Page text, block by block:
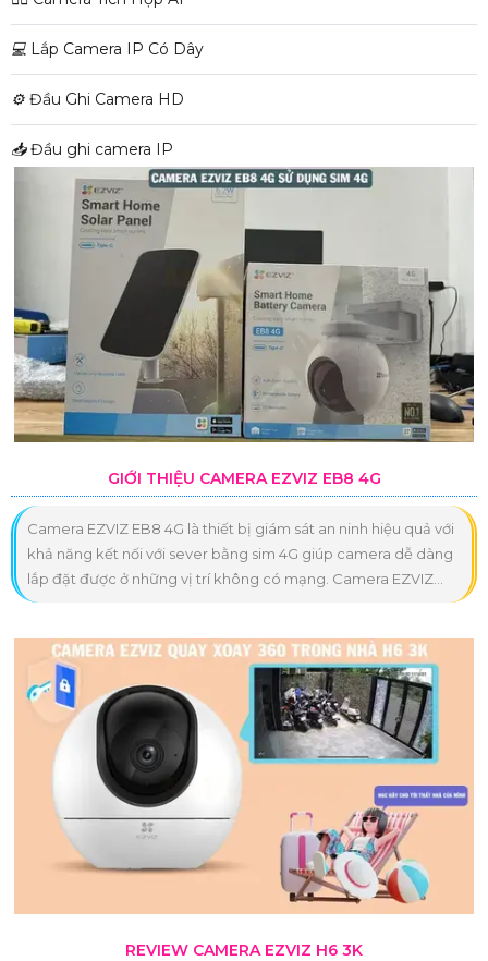
💻 Lắp Camera IP Có Dây
⚙️ Đầu Ghi Camera HD
📥Đầu ghi camera IP
GIỚI THIỆU CAMERA EZVIZ EB8 4G
Camera EZVIZ EB8 4G là thiết bị giám sát an ninh hiệu quả với
khả năng kết nối với sever bằng sim 4G giúp camera dễ dàng
lắp đặt được ở những vị trí không có mạng. Camera EZVIZ...
REVIEW CAMERA EZVIZ H6 3K